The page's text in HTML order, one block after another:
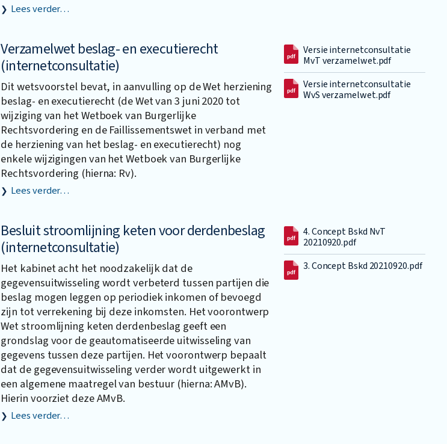
Lees verder…
Verzamelwet beslag- en executierecht
(internetconsultatie)
Dit wetsvoorstel bevat, in aanvulling op de Wet herziening
beslag- en executierecht (de Wet van 3 juni 2020 tot
wijziging van het Wetboek van Burgerlijke
Rechtsvordering en de Faillissementswet in verband met
de herziening van het beslag- en executierecht) nog
enkele wijzigingen van het Wetboek van Burgerlijke
Rechtsvordering (hierna: Rv).
Lees verder…
Versie internetconsultatie
MvT verzamelwet.pdf
Versie internetconsultatie
WvS verzamelwet.pdf
Besluit stroomlijning keten voor derdenbeslag
(internetconsultatie)
Het kabinet acht het noodzakelijk dat de
gegevensuitwisseling wordt verbeterd tussen partijen die
beslag mogen leggen op periodiek inkomen of bevoegd
zijn tot verrekening bij deze inkomsten. Het voorontwerp
Wet stroomlijning keten derdenbeslag geeft een
grondslag voor de geautomatiseerde uitwisseling van
gegevens tussen deze partijen. Het voorontwerp bepaalt
dat de gegevensuitwisseling verder wordt uitgewerkt in
een algemene maatregel van bestuur (hierna: AMvB).
Hierin voorziet deze AMvB.
Lees verder…
4. Concept Bskd NvT
20210920.pdf
3. Concept Bskd 20210920.pdf